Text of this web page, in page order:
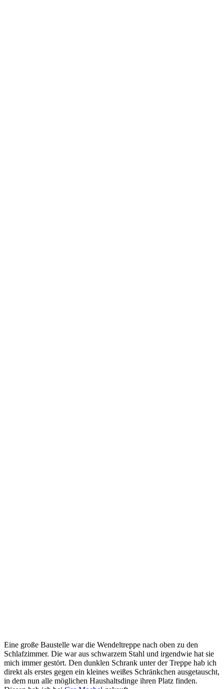
Eine große Baustelle war die Wendeltreppe nach oben zu den
Schlafzimmer. Die war aus schwarzem Stahl und irgendwie hat sie
mich immer gestört. Den dunklen Schrank unter der Treppe hab ich
direkt als erstes gegen ein kleines weißes Schränkchen ausgetauscht,
in dem nun alle möglichen Haushaltsdinge ihren Platz finden.